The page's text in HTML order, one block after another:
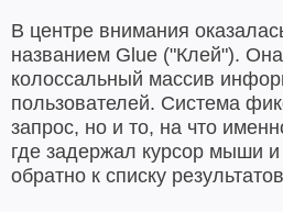
В центре внимания
названием Glue ("Клей").
колоссальный массив
пользователей. Система
запрос, но и то, на что
где задержал курсор мыши
обратно к списку